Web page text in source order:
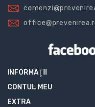
INFORMAŢII
CONTUL MEU
EXTRA